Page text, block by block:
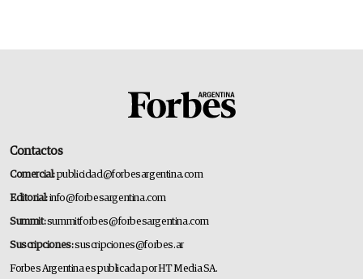
Contactos
Comercial:publicidad@forbesargentina.com
Editorial:info@forbesargentina.com
Summit:summitforbes@forbesargentina.com
Suscripciones:suscripciones@forbes.ar
Forbes Argentina es publicada por HT Media SA.